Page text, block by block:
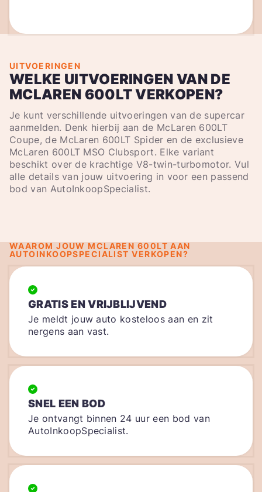
UITVOERINGEN
WELKE UITVOERINGEN VAN DE
MCLAREN 600LT VERKOPEN?
Je kunt verschillende uitvoeringen van de supercar
aanmelden. Denk hierbij aan de McLaren 600LT
Coupe, de McLaren 600LT Spider en de exclusieve
McLaren 600LT MSO Clubsport. Elke variant
beschikt over de krachtige V8-twin-turbomotor. Vul
alle details van jouw uitvoering in voor een passend
bod van AutoInkoopSpecialist.
WAAROM JOUW MCLAREN 600LT AAN
AUTOINKOOPSPECIALIST VERKOPEN?
GRATIS EN VRIJBLIJVEND
Je meldt jouw auto kosteloos aan en zit
nergens aan vast.
SNEL EEN BOD
Je ontvangt binnen 24 uur een bod van
AutoInkoopSpecialist.